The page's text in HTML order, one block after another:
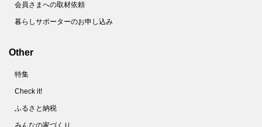
会員さまへの取材依頼
暮らしサポーターのお申し込み
Other
特集
Check it!
ふるさと納税